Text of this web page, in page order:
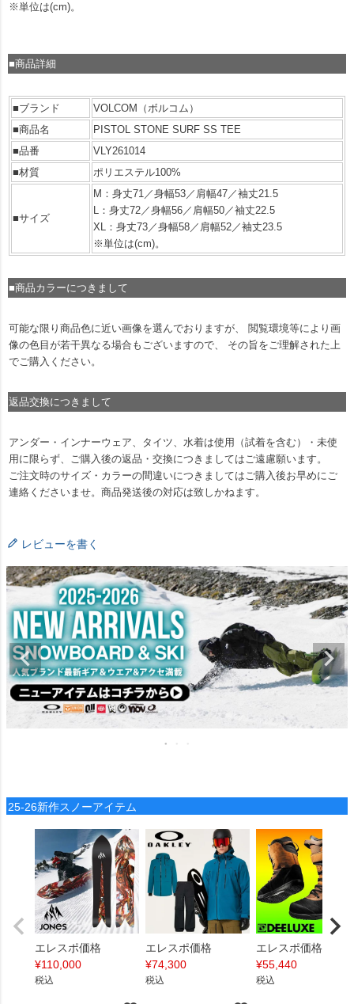
※単位は(cm)。
■商品詳細
■ブランド
VOLCOM（ボルコム）
■商品名
PISTOL STONE SURF SS TEE
■品番
VLY261014
■材質
ポリエステル100%
■サイズ
M：身丈71／身幅53／肩幅47／袖丈21.5
L：身丈72／身幅56／肩幅50／袖丈22.5
XL：身丈73／身幅58／肩幅52／袖丈23.5
※単位は(cm)。
■商品カラーにつきまして
可能な限り商品色に近い画像を選んでおりますが、 閲覧環境等により画
像の色目が若干異なる場合もございますので、 その旨をご理解された上
でご購入ください。
返品交換につきまして
アンダー・インナーウェア、タイツ、水着は使用（試着を含む）・未使
用に限らず、ご購入後の返品・交換につきましてはご遠慮願います。
ご注文時のサイズ・カラーの間違いにつきましてはご購入後お早めにご
連絡くださいませ。商品発送後の対応は致しかねます。
レビューを書く
25-26新作スノーアイテム
エレスポ価格
¥110,000
税込
エレスポ価格
¥74,300
税込
エレスポ価格
¥55,440
税込